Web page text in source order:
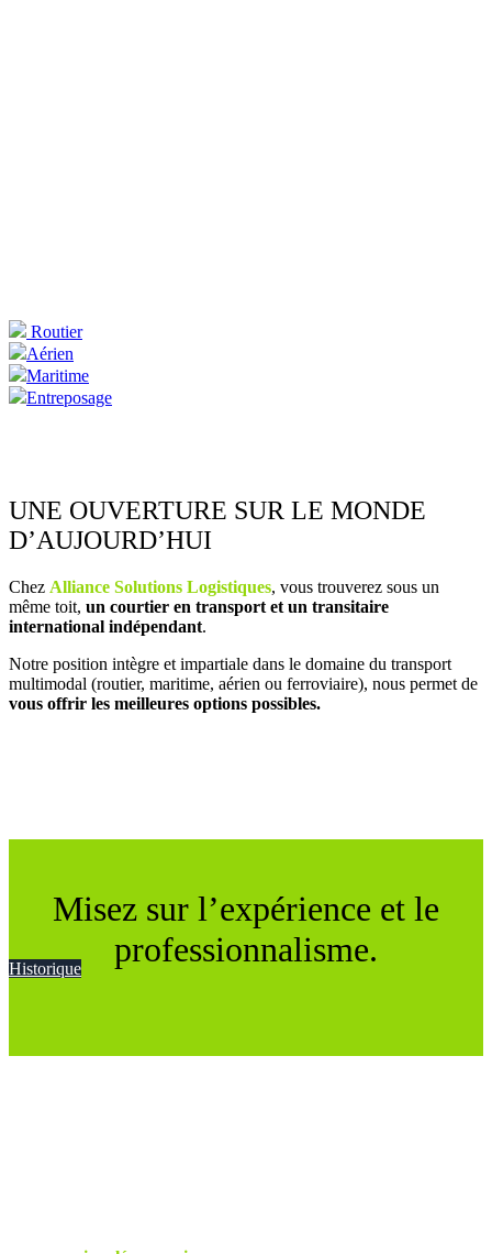
Routier
Aérien
Maritime
Entreposage
UNE OUVERTURE SUR LE MONDE
D’AUJOURD’HUI
Chez Alliance Solutions Logistiques, vous trouverez sous un
même toit, un courtier en transport et un transitaire
international indépendant.
Notre position intègre et impartiale dans le domaine du transport
multimodal (routier, maritime, aérien ou ferroviaire), nous permet de
vous offrir les meilleures options possibles.
Misez sur l’expérience et le
professionnalisme.
Historique